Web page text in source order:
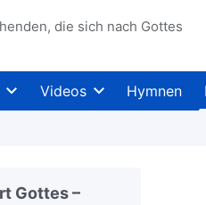
die sich nach Gottes
Videos Hymnen
Gottes –